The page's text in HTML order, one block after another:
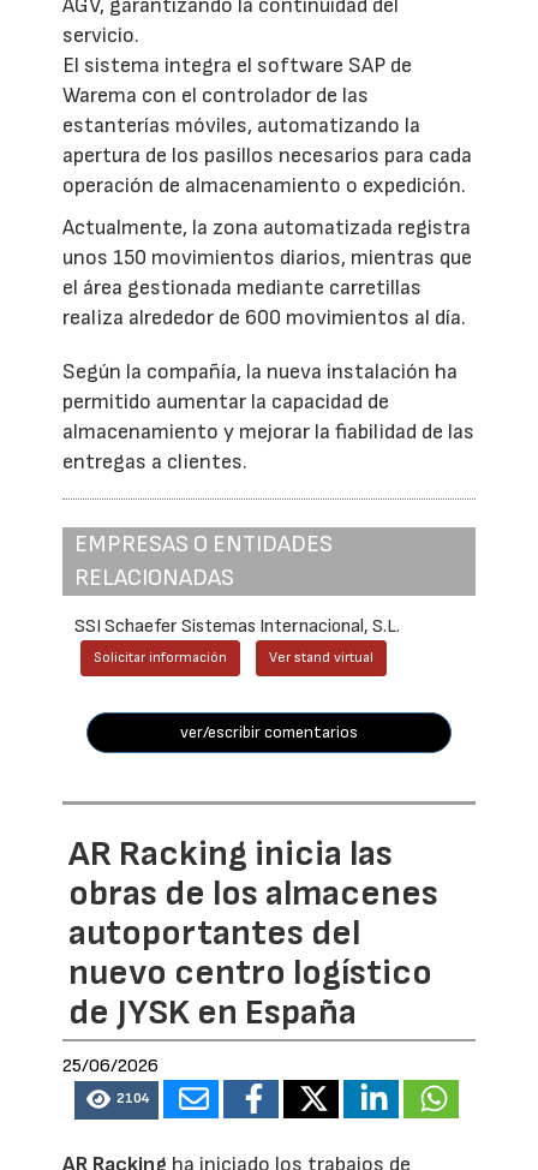
AGV, garantizando la continuidad del
servicio.
El sistema integra el software SAP de
Warema con el controlador de las
estanterías móviles, automatizando la
apertura de los pasillos necesarios para cada
operación de almacenamiento o expedición.
Actualmente, la zona automatizada registra
unos 150 movimientos diarios, mientras que
el área gestionada mediante carretillas
realiza alrededor de 600 movimientos al día.
Según la compañía, la nueva instalación ha
permitido aumentar la capacidad de
almacenamiento y mejorar la fiabilidad de las
entregas a clientes.
EMPRESAS O ENTIDADES
RELACIONADAS
SSI Schaefer Sistemas Internacional, S.L.
Solicitar información Ver stand virtual
ver/escribir comentarios
AR Racking inicia las
obras de los almacenes
autoportantes del
nuevo centro logístico
de JYSK en España
25/06/2026
2104